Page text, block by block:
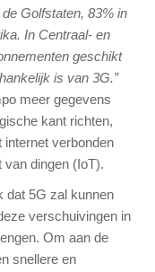
Golfstaten, 83% in
In Centraal- en
geschikt
is van 3G.”
meer gegevens
kant richten,
internet verbonden
van dingen (IoT).
dat 5G zal kunnen
verschuivingen in
Om aan de
snellere en